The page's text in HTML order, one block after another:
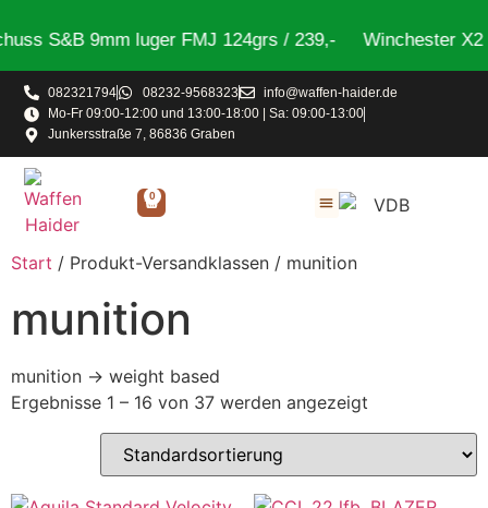
S&B 9mm luger FMJ 124grs / 239,- Winchester X2
082321794 08232-9568323
info@waffen-haider.de
Mo-Fr 09:00-12:00 und 13:00-18:00 | Sa: 09:00-13:00
Junkersstraße 7, 86836 Graben
0
Start / Produkt-Versandklassen / munition
munition
munition → weight based
Ergebnisse 1 – 16 von 37 werden angezeigt